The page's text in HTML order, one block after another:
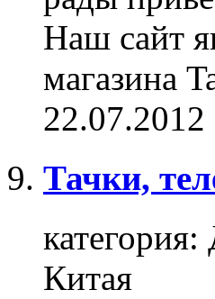
Наш сайт
магазина
22.07.2012
Тачки,
категория:
Китая